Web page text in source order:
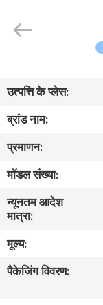
उत्पादों
हमारे
में
कारखाना
भ्रमण
Manufacturing
उत्पत्ति के प्लेस:
ब्रांड नाम:
प्रमाणन:
मॉडल संख्या:
न्यूनतम आदेश
मात्रा:
मूल्य:
पैकेजिंग विवरण: